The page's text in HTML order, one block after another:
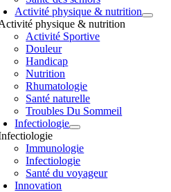
Activité physique & nutrition
physique & nutrition
Activité Sportive
Douleur
Handicap
Nutrition
Rhumatologie
Santé naturelle
Troubles Du Sommeil
Infectiologie
Immunologie
Infectiologie
Santé du voyageur
Innovation